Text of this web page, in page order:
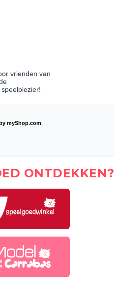
vrienden van
myShop.com
ONTDEKKEN?